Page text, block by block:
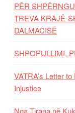
PËR
TREVA KRAJË-
DALMACISË
SHPOPULLIMI,
VATRA’s Letter
Injustice
Nga Tirana në